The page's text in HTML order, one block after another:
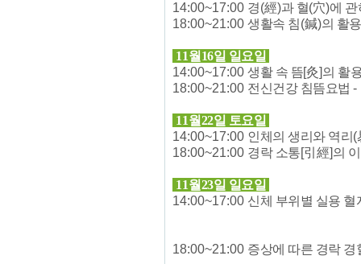
14:00~17:00 경(經)과 혈(穴)에
18:00~21:00 생활속 침(鍼)의 활
11월16일 일요일
14:00~17:00 생활 속 뜸[灸]의 활
18:00~21:00 전신건강 침뜸요법-
11월22일 토요일
14:00~17:00 인체의 생리와 역리 (
18:00~21:00 경락 소통[引經]의
11월23일 일요일
14:00~17:00 신체 부위별 실용
18:00~21:00 증상에 따른 경락